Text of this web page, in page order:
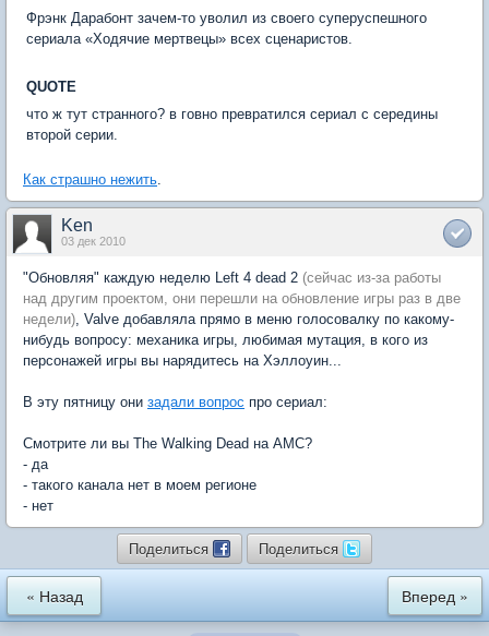
Фрэнк Дарабонт зачем-то уволил из своего суперуспешного
сериала «Ходячие мертвецы» всех сценаристов.
QUOTE
что ж тут странного? в говно превратился сериал с середины
второй серии.
Как страшно нежить.
Ken
03 дек 2010
"Обновляя" каждую неделю Left 4 dead 2 (сейчас из-за работы
над другим проектом, они перешли на обновление игры раз в две
недели), Valve добавляла прямо в меню голосовалку по какому-
нибудь вопросу: механика игры, любимая мутация, в кого из
персонажей игры вы нарядитесь на Хэллоуин...
В эту пятницу они задали вопрос про сериал:
Смотрите ли вы The Walking Dead на AMC?
- да
- такого канала нет в моем регионе
- нет
Поделиться Поделиться
« Назад Вперед »